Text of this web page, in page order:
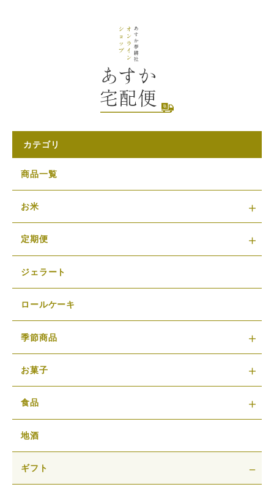
カテゴリ
商品一覧
お米
定期便
ジェラート
ロールケーキ
季節商品
お菓子
食品
地酒
ギフト